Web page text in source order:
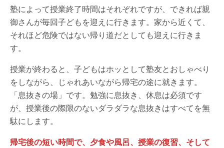
塾によって授業終了時間はそれぞれですが、できれば親
御さんが毎回子どもを迎えに行きます。家から近くて、
それほど危険ではない帰り道だとしても迎えに行きま
す。
授業が終わると、子どもはホッとして塾友とおしゃべり
をしながら、じゃれあいながら帰宅の途に就きます。
「息抜きの場」です。勉強に息抜き、休息は必須です
が、授業後の際限のないダラダラな息抜きはすべてを無
駄にします。
帰宅後の短い時間で、夕食や風呂、授業の復習、そして